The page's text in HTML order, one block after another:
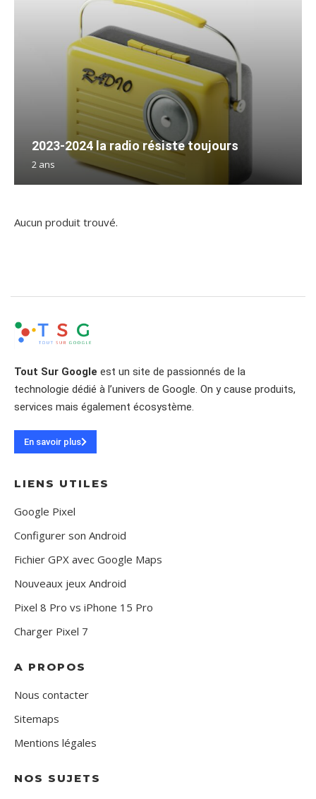
2023-2024 la radio résiste toujours
2 ans
Aucun produit trouvé.
Tout Sur Google est un site de passionnés de la
technologie dédié à l’univers de Google. On y cause produits,
services mais également écosystème.
En savoir plus
LIENS UTILES
Google Pixel
Configurer son Android
Fichier GPX avec Google Maps
Nouveaux jeux Android
Pixel 8 Pro vs iPhone 15 Pro
Charger Pixel 7
A PROPOS
Nous contacter
Sitemaps
Mentions légales
NOS SUJETS